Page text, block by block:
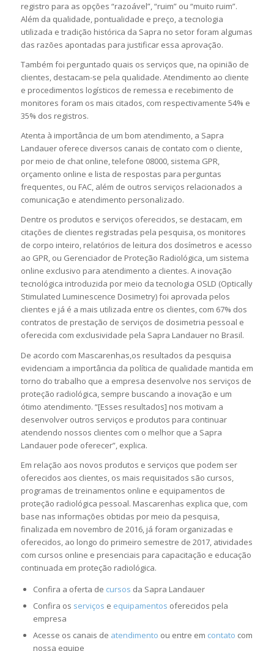
registro para as opções “razoável”, “ruim” ou “muito ruim”.
Além da qualidade, pontualidade e preço, a tecnologia
utilizada e tradição histórica da Sapra no setor foram algumas
das razões apontadas para justificar essa aprovação.
Também foi perguntado quais os serviços que, na opinião de
clientes, destacam-se pela qualidade. Atendimento ao cliente
e procedimentos logísticos de remessa e recebimento de
monitores foram os mais citados, com respectivamente 54% e
35% dos registros.
Atenta à importância de um bom atendimento, a Sapra
Landauer oferece diversos canais de contato com o cliente,
por meio de chat online, telefone 08000, sistema GPR,
orçamento online e lista de respostas para perguntas
frequentes, ou FAC, além de outros serviços relacionados a
comunicação e atendimento personalizado.
Dentre os produtos e serviços oferecidos, se destacam, em
citações de clientes registradas pela pesquisa, os monitores
de corpo inteiro, relatórios de leitura dos dosímetros e acesso
ao GPR, ou Gerenciador de Proteção Radiológica, um sistema
online exclusivo para atendimento a clientes. A inovação
tecnológica introduzida por meio da tecnologia OSLD (Optically
Stimulated Luminescence Dosimetry) foi aprovada pelos
clientes e já é a mais utilizada entre os clientes, com 67% dos
contratos de prestação de serviços de dosimetria pessoal e
oferecida com exclusividade pela Sapra Landauer no Brasil.
De acordo com Mascarenhas,os resultados da pesquisa
evidenciam a importância da política de qualidade mantida em
torno do trabalho que a empresa desenvolve nos serviços de
proteção radiológica, sempre buscando a inovação e um
ótimo atendimento. “[Esses resultados] nos motivam a
desenvolver outros serviços e produtos para continuar
atendendo nossos clientes com o melhor que a Sapra
Landauer pode oferecer”, explica.
Em relação aos novos produtos e serviços que podem ser
oferecidos aos clientes, os mais requisitados são cursos,
programas de treinamentos online e equipamentos de
proteção radiológica pessoal. Mascarenhas explica que, com
base nas informações obtidas por meio da pesquisa,
finalizada em novembro de 2016, já foram organizadas e
oferecidos, ao longo do primeiro semestre de 2017, atividades
com cursos online e presenciais para capacitação e educação
continuada em proteção radiológica.
Confira a oferta de cursos da Sapra Landauer
Confira os serviços e equipamentos oferecidos pela
empresa
Acesse os canais de atendimento ou entre em contato com
nossa equipe